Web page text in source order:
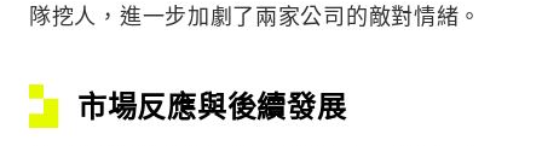
隊挖人，進一步加劇了兩家公司的敵對情緒。
市場反應與後續發展